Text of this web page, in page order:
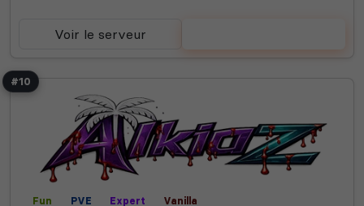
Voir le serveur
#10
Fun PVE Expert Vanilla